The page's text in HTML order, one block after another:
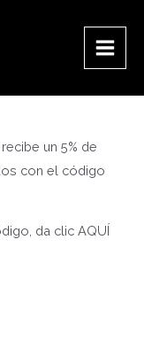
Main
un 5% de
con el código
da clicAQUÍ